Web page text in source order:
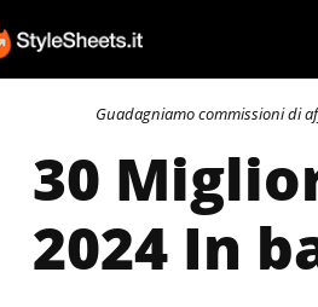
Guadagniamo commissioni di
30
2024 In